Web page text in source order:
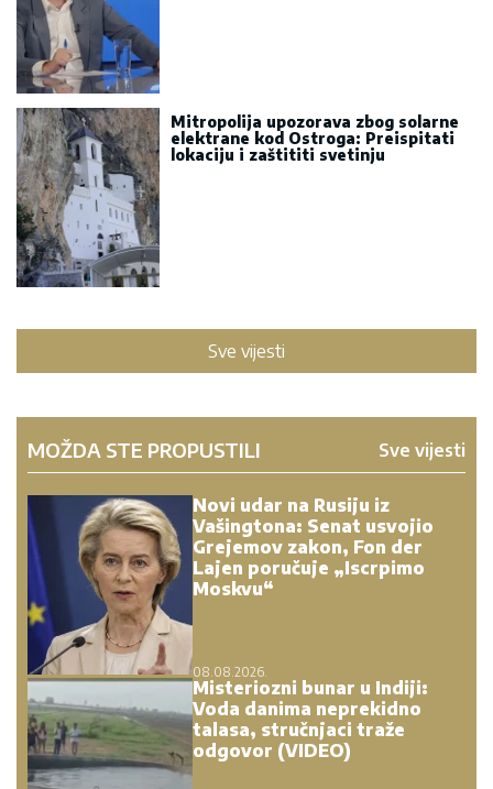
Mitropolija upozorava zbog solarne
elektrane kod Ostroga: Preispitati
lokaciju i zaštititi svetinju
Sve vijesti
MOŽDA STE PROPUSTILI Sve vijesti
Novi udar na Rusiju iz
Vašingtona: Senat usvojio
Grejemov zakon, Fon der
Lajen poručuje „Iscrpimo
Moskvu“
08.08.2026.
Misteriozni bunar u Indiji:
Voda danima neprekidno
talasa, stručnjaci traže
odgovor (VIDEO)